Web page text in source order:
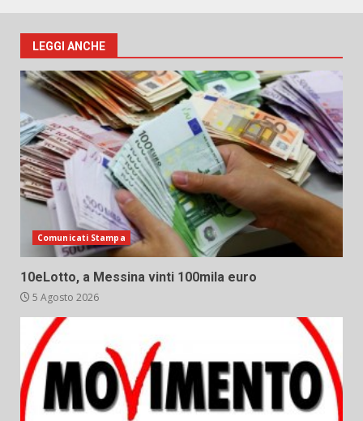
LEGGI ANCHE
Comunicati Stampa
10eLotto, a Messina vinti 100mila euro
5 Agosto 2026